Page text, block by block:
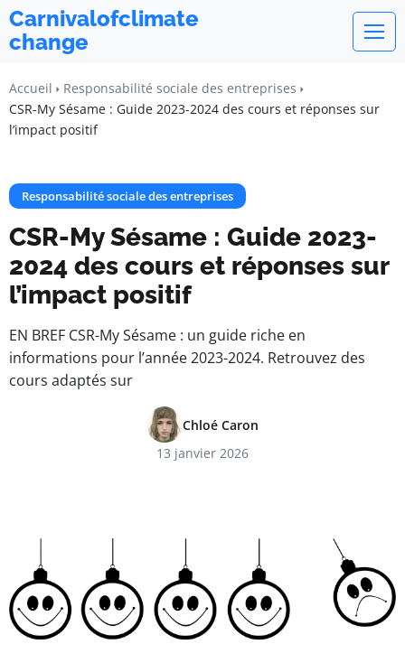
Carnivalofclimate
change
Accueil
Responsabilité sociale des entreprises
CSR-My Sésame : Guide 2023-2024 des cours et réponses sur
l’impact positif
Responsabilité sociale des entreprises
CSR-My Sésame : Guide 2023-
2024 des cours et réponses sur
l’impact positif
EN BREF CSR-My Sésame : un guide riche en
informations pour l’année 2023-2024. Retrouvez des
cours adaptés sur
Chloé Caron
13 janvier 2026